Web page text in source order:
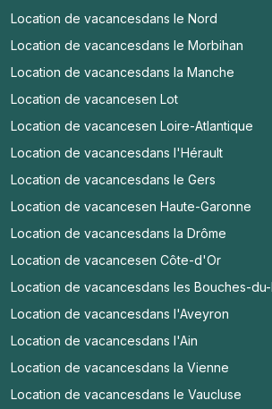
Location de vacancesdans le Nord
Location de vacancesdans le Morbihan
Location de vacancesdans la Manche
Location de vacancesen Lot
Location de vacancesen Loire-Atlantique
Location de vacancesdans l'Hérault
Location de vacancesdans le Gers
Location de vacancesen Haute-Garonne
Location de vacancesdans la Drôme
Location de vacancesen Côte-d'Or
Location de vacancesdans les Bouches-
Location de vacancesdans l'Aveyron
Location de vacancesdans l'Ain
Location de vacancesdans la Vienne
Location de vacancesdans le Vaucluse